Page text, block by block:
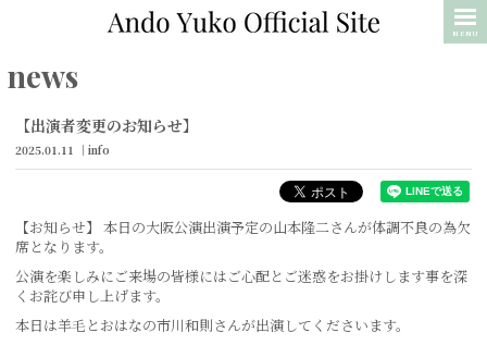
MENU
news
【出演者変更のお知らせ】
2025.01.11 info
【お知らせ】 本日の大阪公演出演予定の山本隆二さんが体調不良の為欠
席となります。
公演を楽しみにご来場の皆様にはご心配とご迷惑をお掛けします事を深
くお詫び申し上げます。
本日は羊毛とおはなの市川和則さんが出演してくださいます。